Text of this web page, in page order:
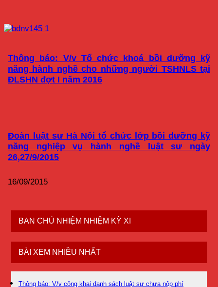
Thông báo: V/v Tổ chức khoá bồi dưỡng kỹ
năng hành nghề cho những người TSHNLS tại
ĐLSHN đợt I năm 2016
Đoàn luật sư Hà Nội tổ chức lớp bồi dưỡng kỹ
năng nghiệp vụ hành nghề luật sư ngày
26,27/9/2015
16/09/2015
BAN CHỦ NHIỆM NHIỆM KỲ XI
BÀI XEM NHIỀU NHẤT
Thông báo: V/v công khai danh sách luật sư chưa nộp phí